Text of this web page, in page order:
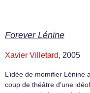
Forever Lénine
Xavier Villetard, 2005
L’idée de momifier Lénine
coup de théâtre d’une